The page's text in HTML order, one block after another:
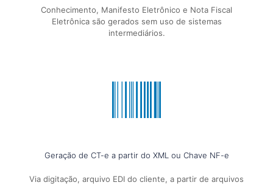
Conhecimento, Manifesto Eletrônico e Nota Fiscal
Eletrônica são gerados sem uso de sistemas
intermediários.
Geração de CT-e a partir do XML ou Chave NF-e
Via digitação, arquivo EDI do cliente, a partir de arquivos